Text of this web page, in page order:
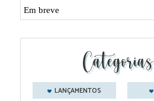
Em breve
Categorias
LANÇAMENTOS